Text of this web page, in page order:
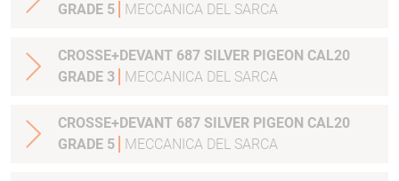
GRADE 5
MECCANICA DEL SARCA
CROSSE+DEVANT 687 SILVER PIGEON CAL20
GRADE 3
MECCANICA DEL SARCA
CROSSE+DEVANT 687 SILVER PIGEON CAL20
GRADE 5
MECCANICA DEL SARCA